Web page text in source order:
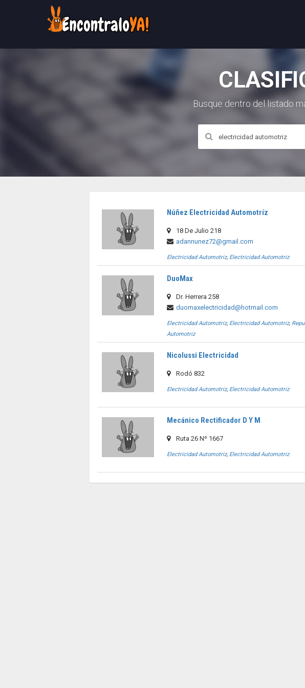
Busque dentro del listado
Núñez Electricidad Automotríz
18 De Julio 218
adannunez72@gmail.com
Electricidad Automotriz, Electricidad Automotriz
DuoMax
Dr. Herrera 258
duomaxelectricidad@hotmail.com
Electricidad Automotriz, Electricidad Automotriz,
Automotriz
Nicolussi Electricidad
Rodó 832
Electricidad Automotriz, Electricidad Automotriz
Mecánico Rectificador D Y M
Ruta 26 Nº 1667
Electricidad Automotriz, Electricidad Automotriz